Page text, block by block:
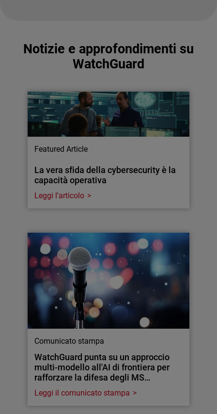
Notizie e approfondimenti su
WatchGuard
Featured Article
La vera sfida della cybersecurity è la
capacità operativa
Leggi l'articolo
Comunicato stampa
WatchGuard punta su un approccio
multi-modello all'AI di frontiera per
rafforzare la difesa degli MS…
Leggi il comunicato stampa